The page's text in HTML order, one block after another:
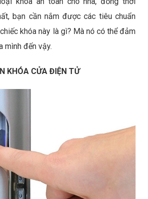
bạn cần nắm được các tiêu chuẩn
khóa này là gì? Mà nó có thể đảm
mình đến vậy.
KHÓA CỬA ĐIỆN TỬ